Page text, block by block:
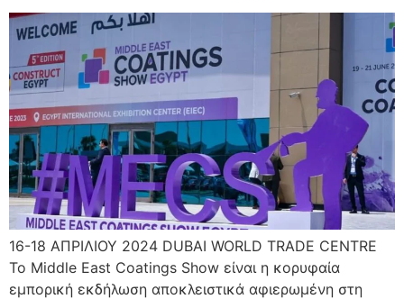
16-18 ΑΠΡΙΛΙΟΥ 2024 DUBAI WORLD TRADE CENTRE
Το Middle East Coatings Show είναι η κορυφαία
εμπορική εκδήλωση αποκλειστικά αφιερωμένη στη